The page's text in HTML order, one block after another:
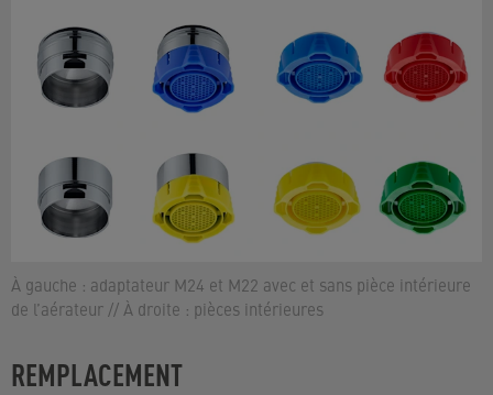
À gauche : adaptateur M24 et M22 avec et sans pièce intérieure
de l’aérateur // À droite : pièces intérieures
REMPLACEMENT